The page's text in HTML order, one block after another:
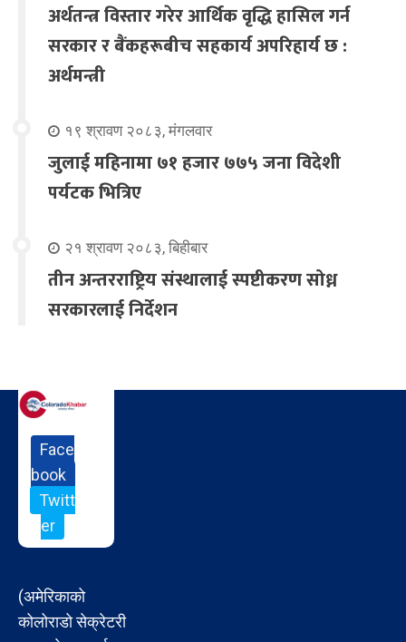
अर्थतन्त्र विस्तार गरेर आर्थिक वृद्धि हासिल गर्न
सरकार र बैंकहरूबीच सहकार्य अपरिहार्य छ :
अर्थमन्त्री
१९ श्रावण २०८३, मंगलवार
जुलाई महिनामा ७१ हजार ७७५ जना विदेशी
पर्यटक भित्रिए
२१ श्रावण २०८३, बिहीबार
तीन अन्तरराष्ट्रिय संस्थालाई स्पष्टीकरण सोध्न
सरकारलाई निर्देशन
Face
book
Twitt
er
(अमेरिकाको
कोलोराडो सेक्रेटरी